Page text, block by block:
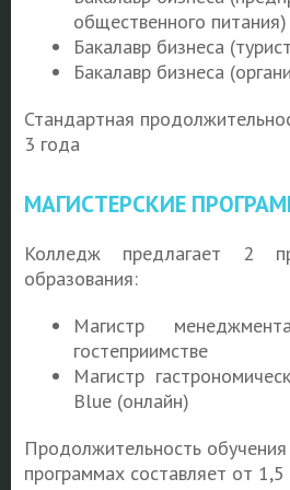
общественного питания)
Бакалавр бизнеса
Бакалавр бизнеса
Стандартная
3 года
МАГИСТЕРСКИЕ
Колледж предлагает 2
образования:
Магистр
гостеприимстве
Магистр
Blue (онлайн)
Продолжительность обучения
программах составляет от